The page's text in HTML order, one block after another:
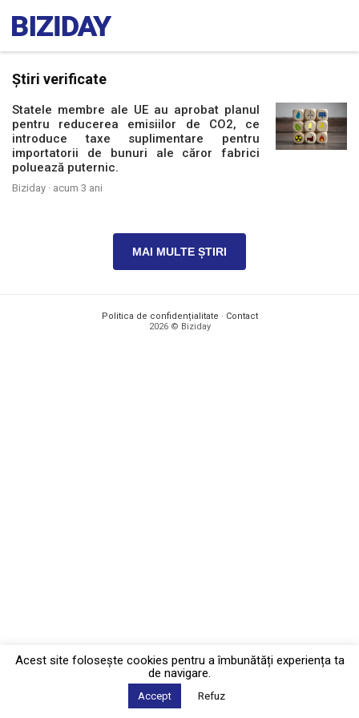
Știri verificate
Statele membre ale UE au aprobat planul
pentru reducerea emisiilor de CO2, ce
introduce taxe suplimentare pentru
importatorii de bunuri ale căror fabrici
poluează puternic.
Biziday · acum 3 ani
MAI MULTE ȘTIRI
Politica de confidențialitate · Contact
2026 © Biziday
Acest site foloseşte cookies pentru a îmbunătăți experiența ta
de navigare.
Accept Refuz